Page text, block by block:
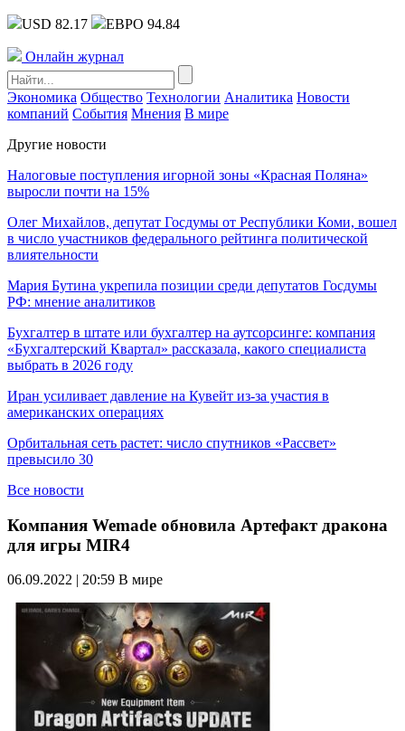
USD 82.17 ЕВРО 94.84
Онлайн журнал
Экономика Общество Технологии Аналитика Новости
компаний События Мнения В мире
Другие новости
Налоговые поступления игорной зоны «Красная Поляна»
выросли почти на 15%
Олег Михайлов, депутат Госдумы от Республики Коми, вошел
в число участников федерального рейтинга политической
влиятельности
Мария Бутина укрепила позиции среди депутатов Госдумы
РФ: мнение аналитиков
Бухгалтер в штате или бухгалтер на аутсорсинге: компания
«Бухгалтерский Квартал» рассказала, какого специалиста
выбрать в 2026 году
Иран усиливает давление на Кувейт из-за участия в
американских операциях
Орбитальная сеть растет: число спутников «Рассвет»
превысило 30
Все новости
Компания Wemade обновила Артефакт дракона
для игры MIR4
06.09.2022 | 20:59 В мире